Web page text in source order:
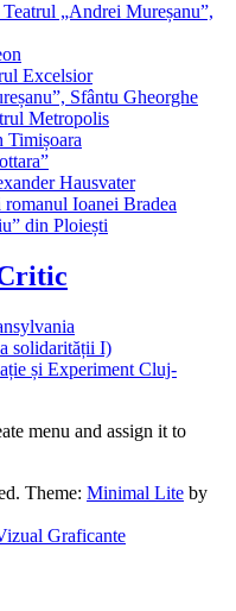
„Andrei Mureșanu”,
Excelsior
Sfântu Gheorghe
Metropolis
Timișoara
Hausvater
Ioanei Bradea
din Ploiești
solidarității I)
și Experiment Cluj-
menu and assign it to
Theme: Minimal Lite by
Graficante